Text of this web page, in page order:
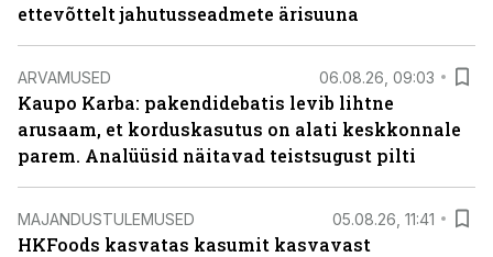
ettevõttelt jahutusseadmete ärisuuna
ARVAMUSED 06.08.26, 09:03
Kaupo Karba: pakendidebatis levib lihtne
arusaam, et korduskasutus on alati keskkonnale
parem. Analüüsid näitavad teistsugust pilti
MAJANDUSTULEMUSED 05.08.26, 11:41
HKFoods kasvatas kasumit kasvavast